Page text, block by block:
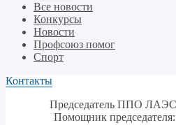
Все новости
Конкурсы
Новости
Профсоюз помог
Спорт
Контакты
Председатель ППО
Помощник